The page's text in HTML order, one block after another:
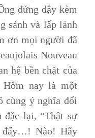
đứng dậy kèm
sánh và lấp lánh
ơn mọi người đã
Nouveau
hệ bền chặt của
nay là một
cùng ý nghĩa đối
lại, “Thật sự
đấy…! Nào! Hãy